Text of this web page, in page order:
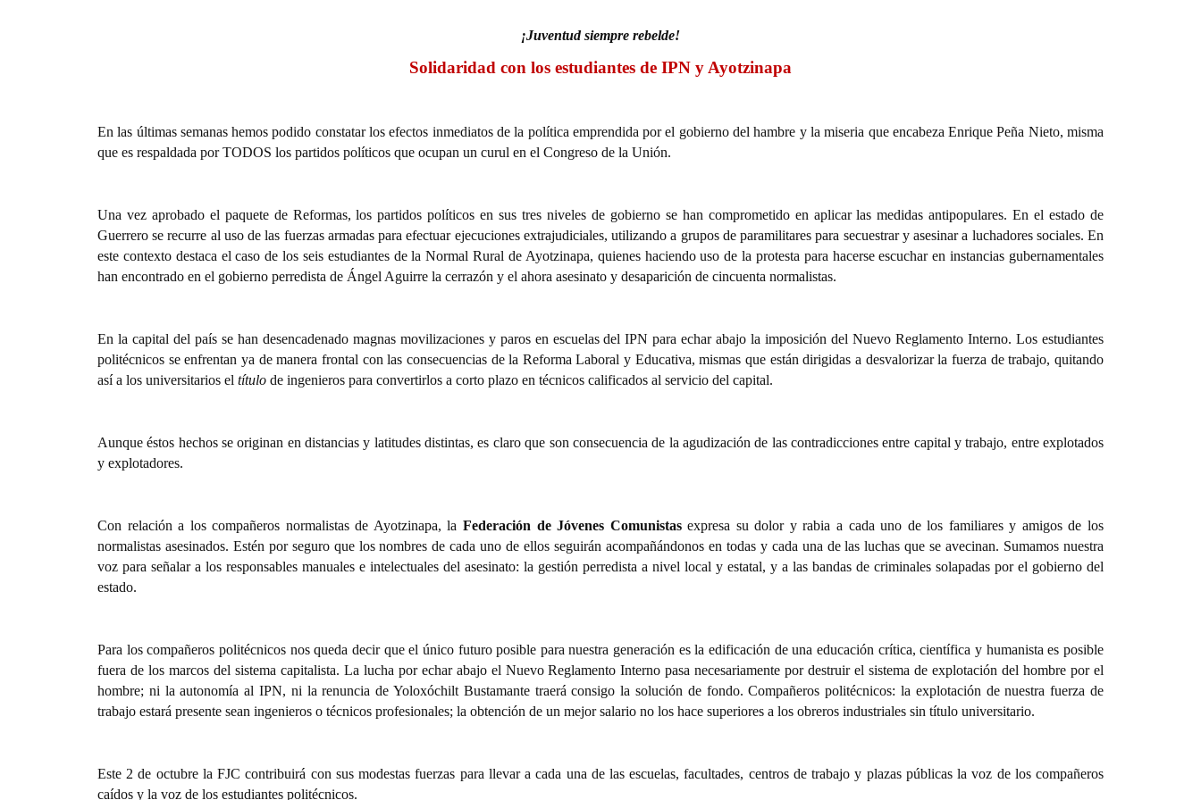
¡Juventud siempre rebelde!
Solidaridad con los estudiantes de IPN y Ayotzinapa
En las últimas semanas hemos podido constatar los efectos inmediatos de la política emprendida por el gobierno del hambre y la miseria que encabeza Enrique Peña Nieto, misma
que es respaldada por TODOS los partidos políticos que ocupan un curul en el Congreso de la Unión.
Una vez aprobado el paquete de Reformas, los partidos políticos en sus tres niveles de gobierno se han comprometido en aplicar las medidas antipopulares. En el estado de
Guerrero se recurre al uso de las fuerzas armadas para efectuar ejecuciones extrajudiciales, utilizando a grupos de paramilitares para secuestrar y asesinar a luchadores sociales. En
este contexto destaca el caso de los seis estudiantes de la Normal Rural de Ayotzinapa, quienes haciendo uso de la protesta para hacerse escuchar en instancias gubernamentales
han encontrado en el gobierno perredista de Ángel Aguirre la cerrazón y el ahora asesinato y desaparición de cincuenta normalistas.
En la capital del país se han desencadenado magnas movilizaciones y paros en escuelas del IPN para echar abajo la imposición del Nuevo Reglamento Interno. Los estudiantes
politécnicos se enfrentan ya de manera frontal con las consecuencias de la Reforma Laboral y Educativa, mismas que están dirigidas a desvalorizar la fuerza de trabajo, quitando
así a los universitarios el título de ingenieros para convertirlos a corto plazo en técnicos calificados al servicio del capital.
Aunque éstos hechos se originan en distancias y latitudes distintas, es claro que son consecuencia de la agudización de las contradicciones entre capital y trabajo, entre explotados
y explotadores.
Con relación a los compañeros normalistas de Ayotzinapa, la Federación de Jóvenes Comunistasexpresa su dolor y rabia a cada uno de los familiares y amigos de los
normalistas asesinados. Estén por seguro que los nombres de cada uno de ellos seguirán acompañándonos en todas y cada una de las luchas que se avecinan. Sumamos nuestra
voz para señalar a los responsables manuales e intelectuales del asesinato: la gestión perredista a nivel local y estatal, y a las bandas de criminales solapadas por el gobierno del
estado.
Para los compañeros politécnicos nos queda decir que el único futuro posible para nuestra generación es la edificación de una educación crítica, científica y humanista es posible
fuera de los marcos del sistema capitalista. La lucha por echar abajo el Nuevo Reglamento Interno pasa necesariamente por destruir el sistema de explotación del hombre por el
hombre; ni la autonomía al IPN, ni la renuncia de Yoloxóchilt Bustamante traerá consigo la solución de fondo. Compañeros politécnicos: la explotación de nuestra fuerza de
trabajo estará presente sean ingenieros o técnicos profesionales; la obtención de un mejor salario no los hace superiores a los obreros industriales sin título universitario.
Este 2 de octubre la FJC contribuirá con sus modestas fuerzas para llevar a cada una de las escuelas, facultades, centros de trabajo y plazas públicas la voz de los compañeros
caídos y la voz de los estudiantes politécnicos.